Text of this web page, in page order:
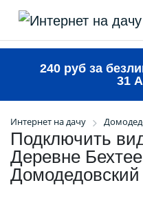
240 руб за
31
Интернет на дачу
Подключить
Деревне